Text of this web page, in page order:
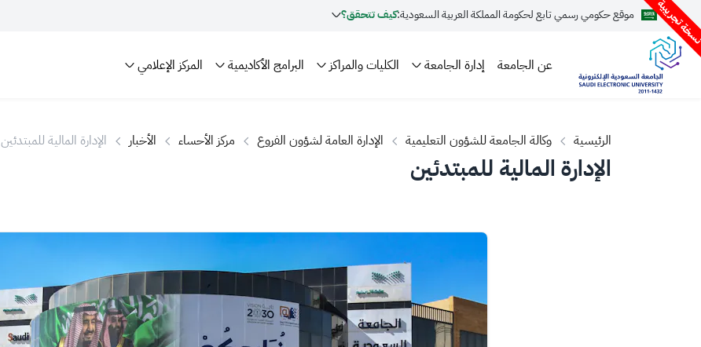
تجريبية موقع حكومي رسمي تابع لحكومة المملكة العربية السعودية:كيف تتحقق؟
عن الجامعة إدارة الجامعة الكليات والمراكز البرامج الأكاديمية المركز الإعلامي
الرئيسية وكالة الجامعة للشؤون التعليمية الإدارة العامة لشؤون الفروع مركز الأحساء الأخبار الإدارة المالية للمبتدئين
الإدارة المالية للمبتدئين